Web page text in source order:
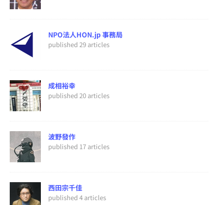
NPO法人HON.jp 事務局
published 29 articles
成相裕幸
published 20 articles
波野發作
published 17 articles
西田宗千佳
published 4 articles